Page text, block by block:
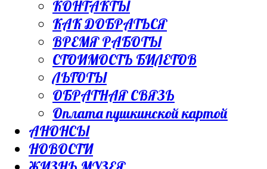
КОНТАКТЫ
КАК ДОБРАТЬСЯ
ВРЕМЯ РАБОТЫ
СТОИМОСТЬ БИЛЕТОВ
ЛЬГОТЫ
ОБРАТНАЯ СВЯЗЬ
Оплата пушкинской картой
АНОНСЫ
НОВОСТИ